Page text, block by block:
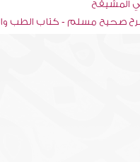
المشيقح
صحيح مسلم - كتاب الطب